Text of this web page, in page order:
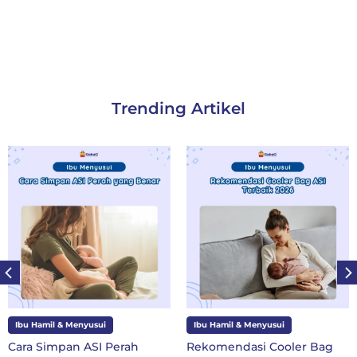
Trending Artikel
Perah
Ibu Hamil & Menyusui
Rekomendasi Cooler Bag
10